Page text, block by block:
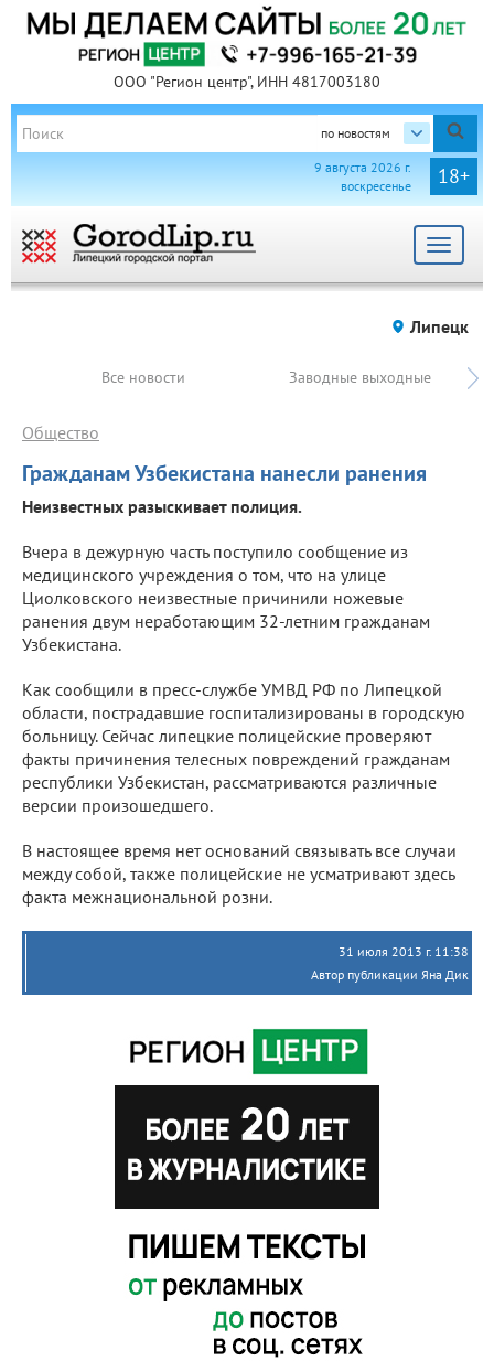
ООО "Регион центр", ИНН 4817003180
по новостям
18+
9 августа 2026 г.
воскресенье
Toggle
Липецк
Все новости Заводные выходные
Гражданам Узбекистана нанесли ранения
Общество
Неизвестных разыскивает полиция.
Вчера в дежурную часть поступило сообщение из
медицинского учреждения о том, что на улице
Циолковского неизвестные причинили ножевые
ранения двум неработающим 32-летним гражданам
Узбекистана.
Как сообщили в пресс-службе УМВД РФ по Липецкой
области, пострадавшие госпитализированы в городскую
больницу. Сейчас липецкие полицейские проверяют
факты причинения телесных повреждений гражданам
республики Узбекистан, рассматриваются различные
версии произошедшего.
В настоящее время нет оснований связывать все случаи
между собой, также полицейские не усматривают здесь
факта межнациональной розни.
31 июля 2013 г. 11:38
Автор публикации Яна Дик